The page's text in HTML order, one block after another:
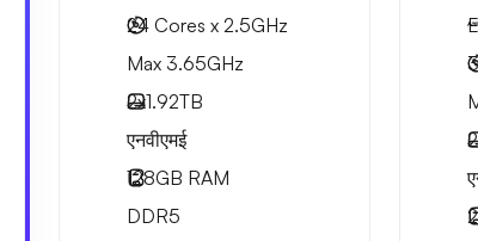
24 Cores x 2.5GHz
Max 3.65GHz
2x1.92TB
एनवीएमई
128GB RAM
DDR5